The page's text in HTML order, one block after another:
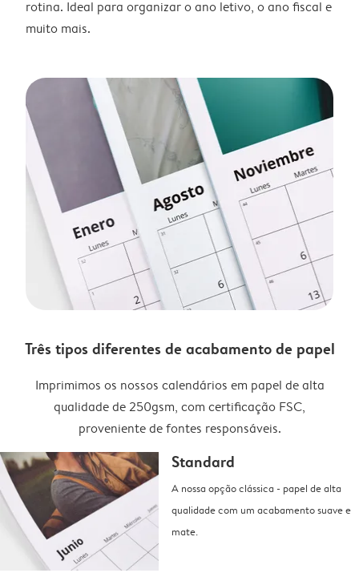
rotina. Ideal para organizar o ano letivo, o ano fiscal e
muito mais.
Três tipos diferentes de acabamento de papel
Imprimimos os nossos calendários em papel de alta
qualidade de 250gsm, com certificação FSC,
proveniente de fontes responsáveis.
Standard
A nossa opção clássica - papel de alta
qualidade com um acabamento suave e
mate.